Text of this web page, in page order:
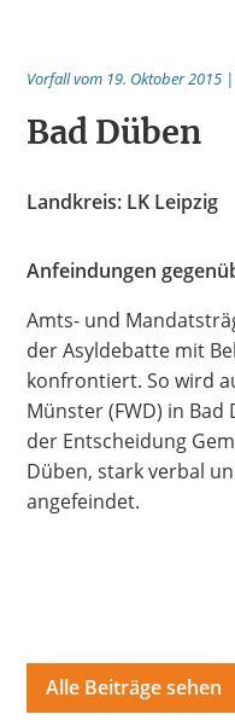
Publikationen
Bildungsangebote
Deutsch العربية
Italiano
Kurdí
Русский
Español
Vorfall vom 19. Oktober 2015 |
Bad Düben
Landkreis: LK Leipzig
Anfeindungen
Amts- und
der Asyldebatte mit
konfrontiert. So wird
Münster (FWD) in
der Entscheidung
Düben, stark verbal
angefeindet.
Alle Beiträge sehen